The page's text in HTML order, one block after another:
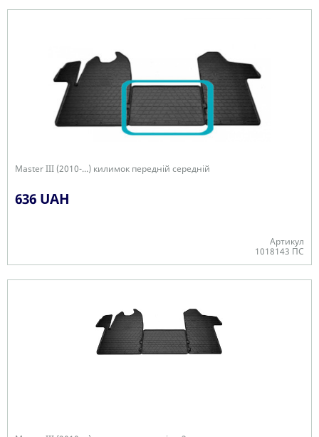
Master III (2010-...) килимок передній середній
636 UAH
Артикул
1018143 ПС